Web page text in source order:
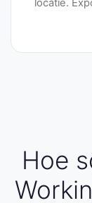
locatie.
Hoe